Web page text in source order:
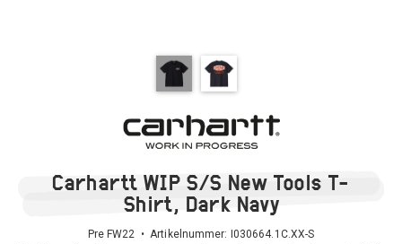
Carhartt WIP S/S New Tools T-
Shirt, Dark Navy
Pre FW22 • Artikelnummer: I030664.1C.XX-S